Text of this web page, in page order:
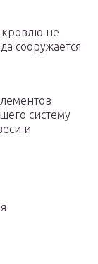
кровлю не
сооружается
систему
и